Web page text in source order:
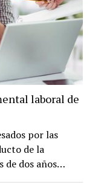
laboral de
por las
de la
de dos años…